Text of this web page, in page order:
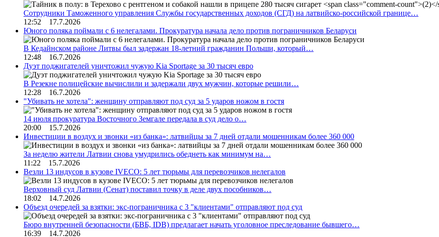
Сотрудники Таможенного управления Службы государственных доходов (СГД) на латвийско-российской границе…
12:52 17.7.2026
Юного поляка поймали с 6 нелегалами. Прокуратура начала дело против пограничников Беларуси
В Кедайнском районе Литвы был задержан 18-летний гражданин Польши, который…
12:48 16.7.2026
Дуэт поджигателей уничтожил чужую Kia Sportage за 30 тысяч евро
В Резекне полицейские вычислили и задержали двух мужчин, которые решили…
12:28 16.7.2026
"Убивать не хотела": женщину отправляют под суд за 5 ударов ножом в гостя
14 июля прокуратура Восточного Земгале передала в суд дело о…
20:00 15.7.2026
Инвестиции в воздух и звонки «из банка»: латвийцы за 7 дней отдали мошенникам более 360 000
За неделю жители Латвии снова умудрились обеднеть как минимум на…
11:22 15.7.2026
Везли 13 индусов в кузове IVECO: 5 лет тюрьмы для перевозчиков нелегалов
Верховный суд Латвии (Сенат) поставил точку в деле двух пособников…
18:02 14.7.2026
Объезд очередей за взятки: экс-пограничника с 3 "клиентами" отправляют под суд
Бюро внутренней безопасности (БВБ, IDB) предлагает начать уголовное преследование бывшего…
16:39 14.7.2026